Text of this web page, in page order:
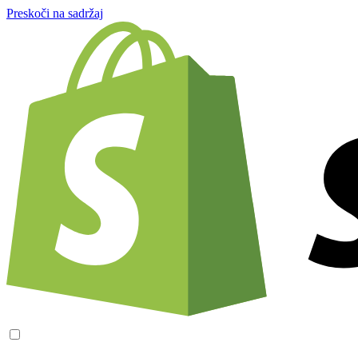
Preskoči na sadržaj